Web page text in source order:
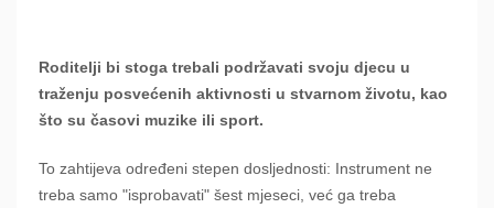
Roditelji bi stoga trebali podržavati svoju djecu u
traženju posvećenih aktivnosti u stvarnom životu, kao
što su časovi muzike ili sport.
To zahtijeva određeni stepen dosljednosti: Instrument ne
treba samo "isprobavati" šest mjeseci, već ga treba